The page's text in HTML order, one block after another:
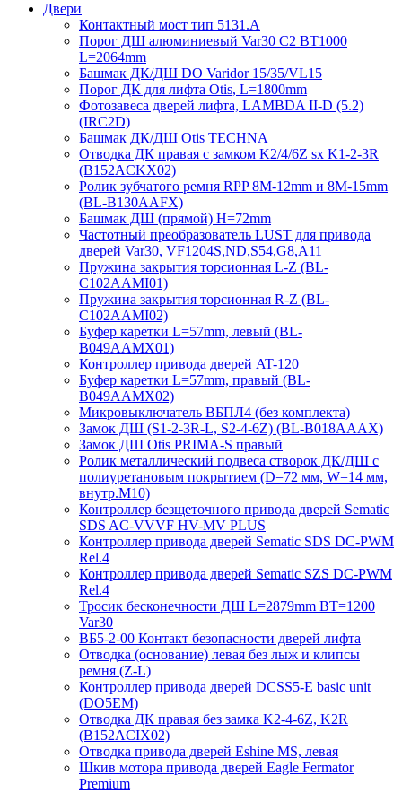
Двери
Контактный мост тип 5131.A
Порог ДШ алюминиевый Var30 C2 BT1000
L=2064mm
Башмак ДК/ДШ DO Varidor 15/35/VL15
Порог ДК для лифта Otis, L=1800mm
Фотозавеса дверей лифта, LAMBDA II-D (5.2)
(IRC2D)
Башмак ДК/ДШ Otis TECHNA
Отводка ДК правая с замком K2/4/6Z sx K1-2-3R
(B152ACKX02)
Ролик зубчатого ремня RPP 8M-12mm и 8M-15mm
(BL-B130AAFX)
Башмак ДШ (прямой) H=72mm
Частотный преобразователь LUST для привода
дверей Var30, VF1204S,ND,S54,G8,A11
Пружина закрытия торсионная L-Z (BL-
C102AAMI01)
Пружина закрытия торсионная R-Z (BL-
C102AAMI02)
Буфер каретки L=57mm, левый (BL-
B049AAMX01)
Контроллер привода дверей AT-120
Буфер каретки L=57mm, правый (BL-
B049AAMX02)
Микровыключатель ВБПЛ4 (без комплекта)
Замок ДШ (S1-2-3R-L, S2-4-6Z) (BL-B018AAAX)
Замок ДШ Otis PRIMA-S правый
Ролик металлический подвеса створок ДК/ДШ с
полиуретановым покрытием (D=72 мм, W=14 мм,
внутр.М10)
Контроллер безщеточного привода дверей Sematiс
SDS AC-VVVF HV-MV PLUS
Контроллер привода дверей Sematic SDS DC-PWM
Rel.4
Контроллер привода дверей Sematic SZS DC-PWM
Rel.4
Тросик бесконечности ДШ L=2879mm BT=1200
Var30
ВБ5-2-00 Контакт безопасности дверей лифта
Отводка (основание) левая без лыж и клипсы
ремня (Z-L)
Контроллер привода дверей DCSS5-E basic unit
(DO5EM)
Отводка ДК правая без замка K2-4-6Z, K2R
(B152ACIX02)
Отводка привода дверей Eshine MS, левая
Шкив мотора привода дверей Eagle Fermator
Premium